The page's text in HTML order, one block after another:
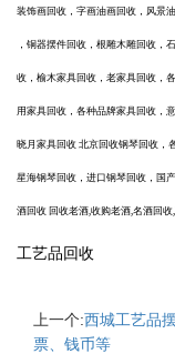
装饰画回收，字画油画回收，风景
，铜器摆件回收，根雕木雕回收，
收，榆木家具回收，老家具回收，
用家具回收，各种品牌家具回收，
晓月家具回收 北京回收钢琴回收，
星海钢琴回收，进口钢琴回收，国
酒回收 回收老酒,收购老酒,名酒回
工艺品回收
上一个:西城工艺品
票、钱币等